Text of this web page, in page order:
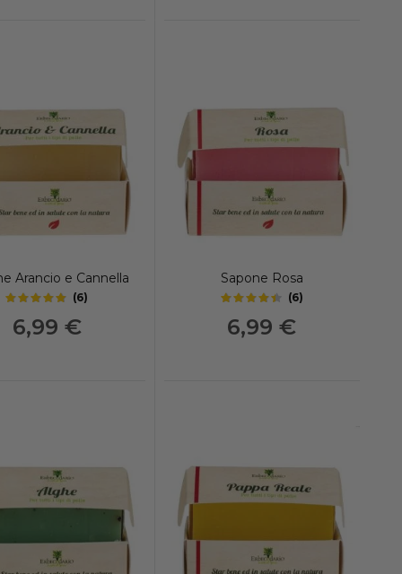
Arancio e Cannella
(6)
6,99 €
Sapone Rosa
(6)
6,99 €